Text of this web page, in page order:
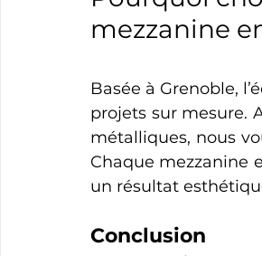
mezzanine
Basée à Grenoble,
projets sur mesure.
métalliques, nous
Chaque mezzanine
un résultat
Conclusion